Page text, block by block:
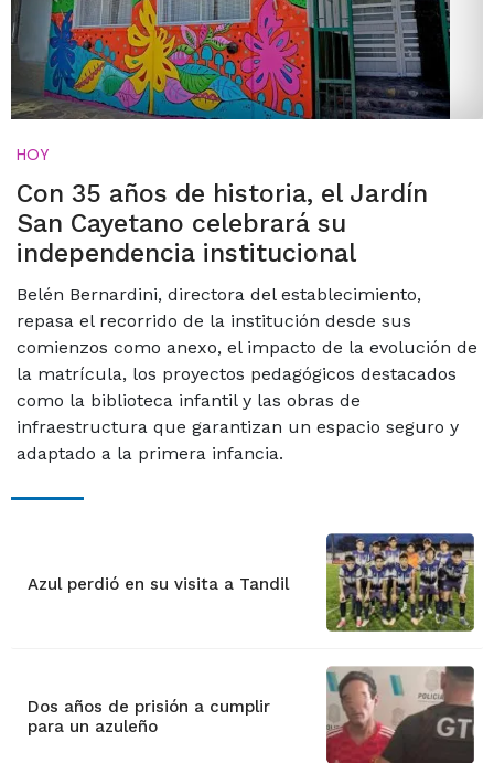
HOY
Con 35 años de historia, el Jardín
San Cayetano celebrará su
independencia institucional
Belén Bernardini, directora del establecimiento,
repasa el recorrido de la institución desde sus
comienzos como anexo, el impacto de la evolución de
la matrícula, los proyectos pedagógicos destacados
como la biblioteca infantil y las obras de
infraestructura que garantizan un espacio seguro y
adaptado a la primera infancia.
Azul perdió en su visita a Tandil
Dos años de prisión a cumplir
para un azuleño